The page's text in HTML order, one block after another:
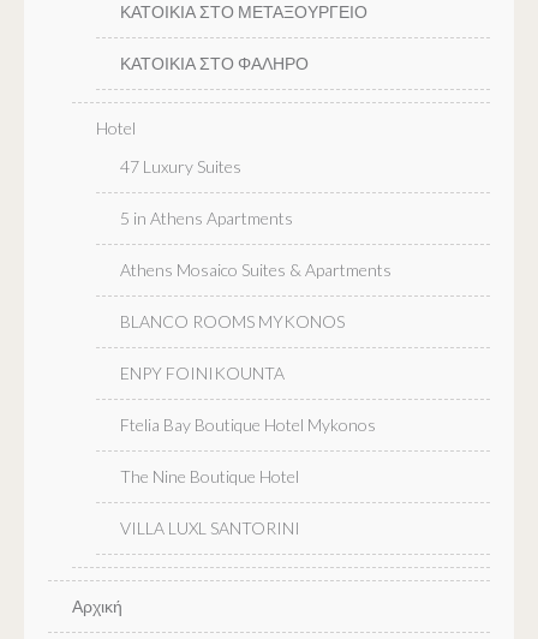
ΚΑΤΟΙΚΙΑ ΣΤΟ ΜΕΤΑΞΟΥΡΓΕΙΟ
ΚΑΤΟΙΚΙΑ ΣΤΟ ΦΑΛΗΡΟ
Hotel
47 Luxury Suites
5 in Athens Apartments
Athens Mosaico Suites & Apartments
BLANCO ROOMS MYKONOS
ENPY FOINIKOUNTA
Ftelia Bay Boutique Hotel Mykonos
The Nine Boutique Hotel
VILLA LUXL SANTORINI
Αρχική